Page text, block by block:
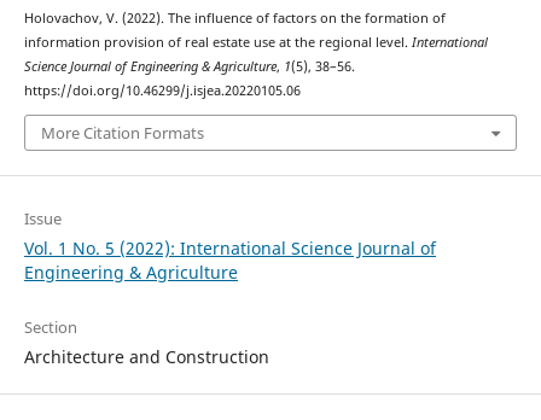
Holovachov, V. (2022). The influence of factors on the formation of
information provision of real estate use at the regional level. International
Science Journal of Engineering & Agriculture, 1(5), 38–56.
https://doi.org/10.46299/j.isjea.20220105.06
More Citation Formats
Issue
Vol. 1 No. 5 (2022): International Science Journal of
Engineering & Agriculture
Section
Architecture and Construction